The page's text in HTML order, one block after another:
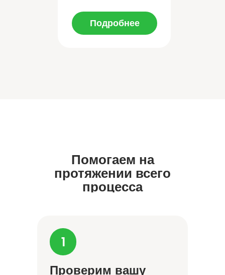
Подробнее
Помогаем на
протяжении всего
процесса
Проверим вашу